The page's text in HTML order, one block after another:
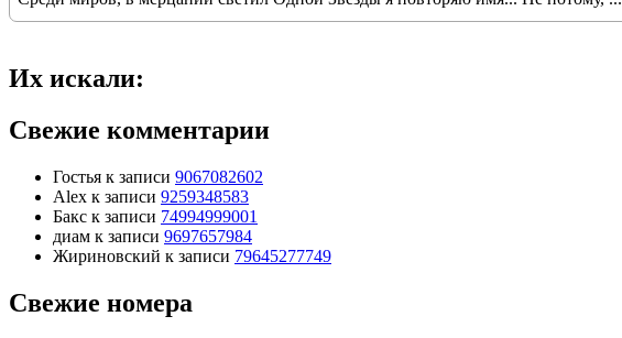
Их искали:
Свежие комментарии
Гостья к записи 9067082602
Alex к записи 9259348583
Бакс к записи 74994999001
диам к записи 9697657984
Жириновский к записи 79645277749
Свежие номера